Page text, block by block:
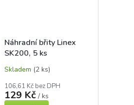
Náhradní břity Linex
SK200, 5 ks
Skladem (2 ks)
106,61 Kč bez DPH
129 Kč / ks